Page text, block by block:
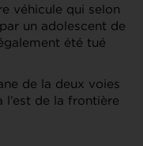
véhicule qui selon
un adolescent de
été tué
de la deux voies
l’est de la frontière